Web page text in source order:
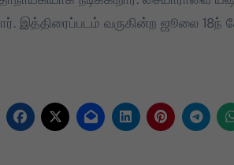
இத்திரைப்படம் வருகின்ற ஜூலை 18ந்